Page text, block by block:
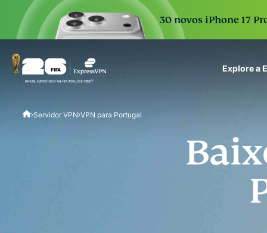
30 novos iPhone 17
Explore a
scale.
Servidor VPN VPN para Portugal